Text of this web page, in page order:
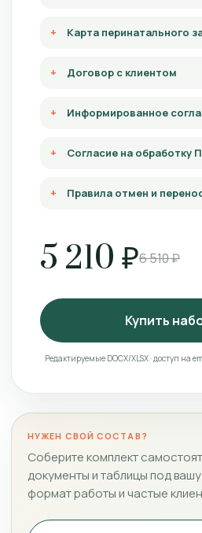
Карта перинатального
Договор с клиентом
Информированное
Согласие на обработку
Правила отмен и
5 210 ₽6 510 ₽
Купить
Редактируемые DOCX/XLSX · доступ на
НУЖЕН СВОЙ СОСТАВ?
Соберите комплект
документы и таблицы под
формат работы и частые